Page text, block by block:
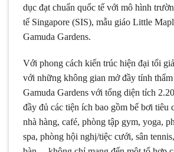
dục đạt chuẩn quốc tế với mô hình
tế Singapore (SIS), mẫu giáo Little
Gamuda Gardens.
Với phong cách kiến trúc hiện đại tối
với những không gian mở đầy tính
Gamuda Gardens với tổng diện tích
đầy đủ các tiện ích bao gồm bể bơi tiêu
nhà hàng, café, phòng tập gym, yoga,
spa, phòng hội nghị/tiệc cưới, sân